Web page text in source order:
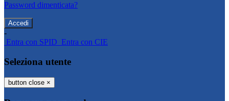
Password dimenticata?
-
Entra con SPID Entra con CIE
Seleziona utente
button close ×